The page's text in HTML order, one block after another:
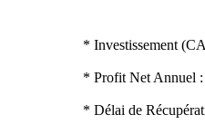
* Investissement
* Profit Net Annuel
* Délai de